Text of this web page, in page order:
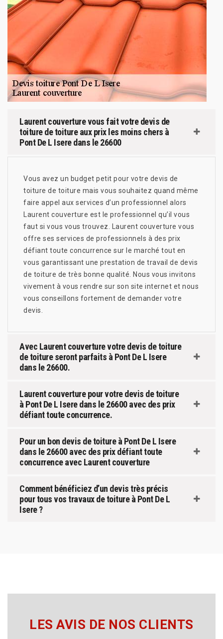
Laurent couverture vous fait votre devis de
toiture de toiture aux prix les moins chers à
Pont De L Isere dans le 26600
Vous avez un budget petit pour votre devis de
toiture de toiture mais vous souhaitez quand même
faire appel aux services d’un professionnel alors
Laurent couverture est le professionnel qu’il vous
faut si vous vous trouvez. Laurent couverture vous
offre ses services de professionnels à des prix
défiant toute concurrence sur le marché tout en
vous garantissant une prestation de travail de devis
de toiture de très bonne qualité. Nous vous invitons
vivement à vous rendre sur son site internet et nous
vous conseillons fortement de demander votre
devis.
Avec Laurent couverture votre devis de toiture
de toiture seront parfaits à Pont De L Isere
dans le 26600.
Laurent couverture pour votre devis de toiture
à Pont De L Isere dans le 26600 avec des prix
défiant toute concurrence.
Pour un bon devis de toiture à Pont De L Isere
dans le 26600 avec des prix défiant toute
concurrence avec Laurent couverture
Comment bénéficiez d’un devis très précis
pour tous vos travaux de toiture à Pont De L
Isere ?
LES AVIS DE NOS CLIENTS